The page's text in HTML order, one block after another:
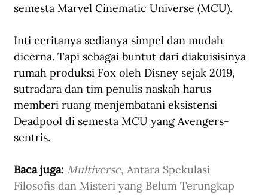
semesta Marvel Cinematic Universe (MCU).
Inti ceritanya sedianya simpel dan mudah
dicerna. Tapi sebagai buntut dari diakuisisinya
rumah produksi Fox oleh Disney sejak 2019,
sutradara dan tim penulis naskah harus
memberi ruang menjembatani eksistensi
Deadpool di semesta MCU yang Avengers-
sentris.
Baca juga: Multiverse, Antara Spekulasi
Filosofis dan Misteri yang Belum Terungkap